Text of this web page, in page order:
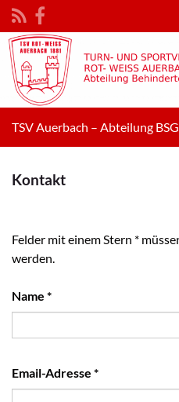
TSV Auerbach – Abteilung BSG
Kontakt
Name (erforderlich)
*
Email-Adresse (erforderlich)
*